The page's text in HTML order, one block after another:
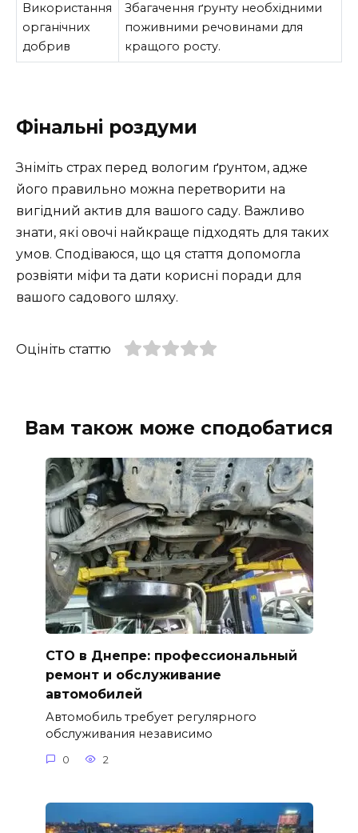
Використання
органічних
добрив
Збагачення ґрунту необхідними
поживними речовинами для
кращого росту.
Фінальні роздуми
Зніміть страх перед вологим ґрунтом, адже
його правильно можна перетворити на
вигідний актив для вашого саду. Важливо
знати, які овочі найкраще підходять для таких
умов. Сподіваюся, що ця стаття допомогла
розвіяти міфи та дати корисні поради для
вашого садового шляху.
Оцініть статтю
Вам також може сподобатися
СТО в Днепре: профессиональный
ремонт и обслуживание
автомобилей
Автомобиль требует регулярного
обслуживания независимо
0 2